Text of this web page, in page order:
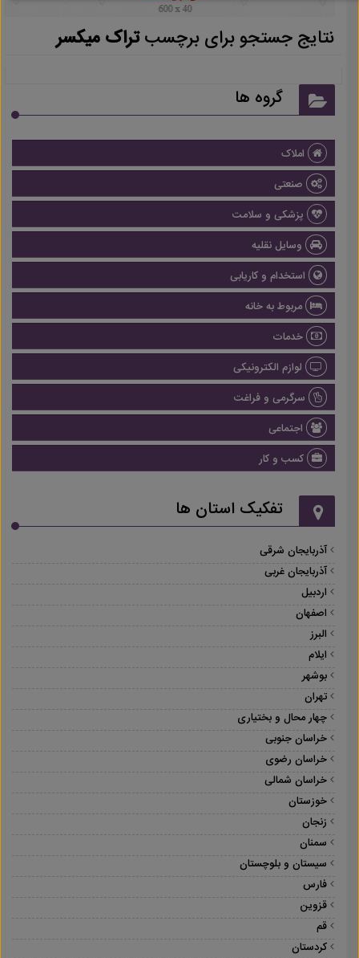
نتایج جستجو برای برچسبتراک میکسر
گروه ها
املاک
صنعتی
پزشکی و سلامت
وسایل نقلیه
استخدام و کاریابی
مربوط به خانه
خدمات
لوازم الکترونیکی
سرگرمی و فراغت
اجتماعی
کسب و کار
تفکیک استان ها
آذربایجان شرقی
آذربایجان غربی
اردبیل
اصفهان
البرز
ایلام
بوشهر
تهران
چهار محال و بختیاری
خراسان جنوبی
خراسان رضوی
خراسان شمالی
خوزستان
زنجان
سمنان
سیستان و بلوچستان
فارس
قزوین
قم
کردستان